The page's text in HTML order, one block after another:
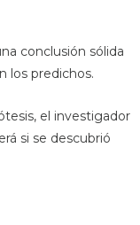
conclusión sólida
los predichos.
el investigador
si se descubrió